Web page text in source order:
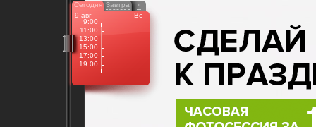
Сегодня
9 авг
Вс
9:00
11:00
13:00
15:00
17:00
19:00
Завтра »